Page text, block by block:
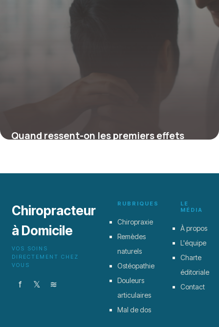
Quand ressent-on les premiers effets
Chiropracteur
à Domicile
VOS SOINS
DIRECTEMENT CHEZ
VOUS
f 𝕏 ≋
RUBRIQUES
Chiropraxie
Remèdes
naturels
Ostéopathie
Douleurs
articulaires
Mal de dos
LE
MÉDIA
À propos
L'équipe
Charte
éditoriale
Contact